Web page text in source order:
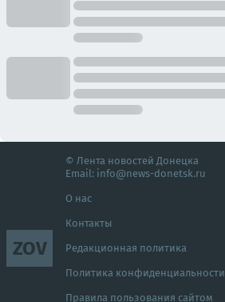
ZOV
© Лента новостей Донецка
Email: info@news-donetsk.ru
О нас
Контакты
Редакционная политика
Политика конфиденциальности
Правила пользования сайтом